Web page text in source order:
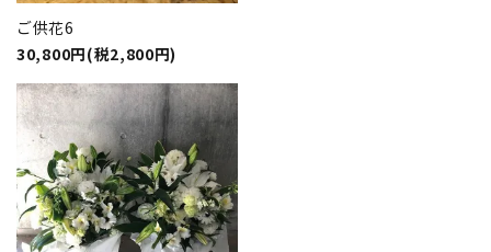
ご供花6
30,800円(税2,800円)